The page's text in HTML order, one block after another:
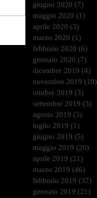
giugno 2020 (7)
maggio 2020 (1)
aprile 2020 (3)
marzo 2020 (1)
febbraio 2020 (6)
gennaio 2020 (7)
dicembre 2019 (4)
novembre 2019 (10)
ottobre 2019 (3)
settembre 2019 (3)
agosto 2019 (3)
luglio 2019 (1)
giugno 2019 (5)
maggio 2019 (20)
aprile 2019 (21)
marzo 2019 (46)
febbraio 2019 (37)
gennaio 2019 (21)